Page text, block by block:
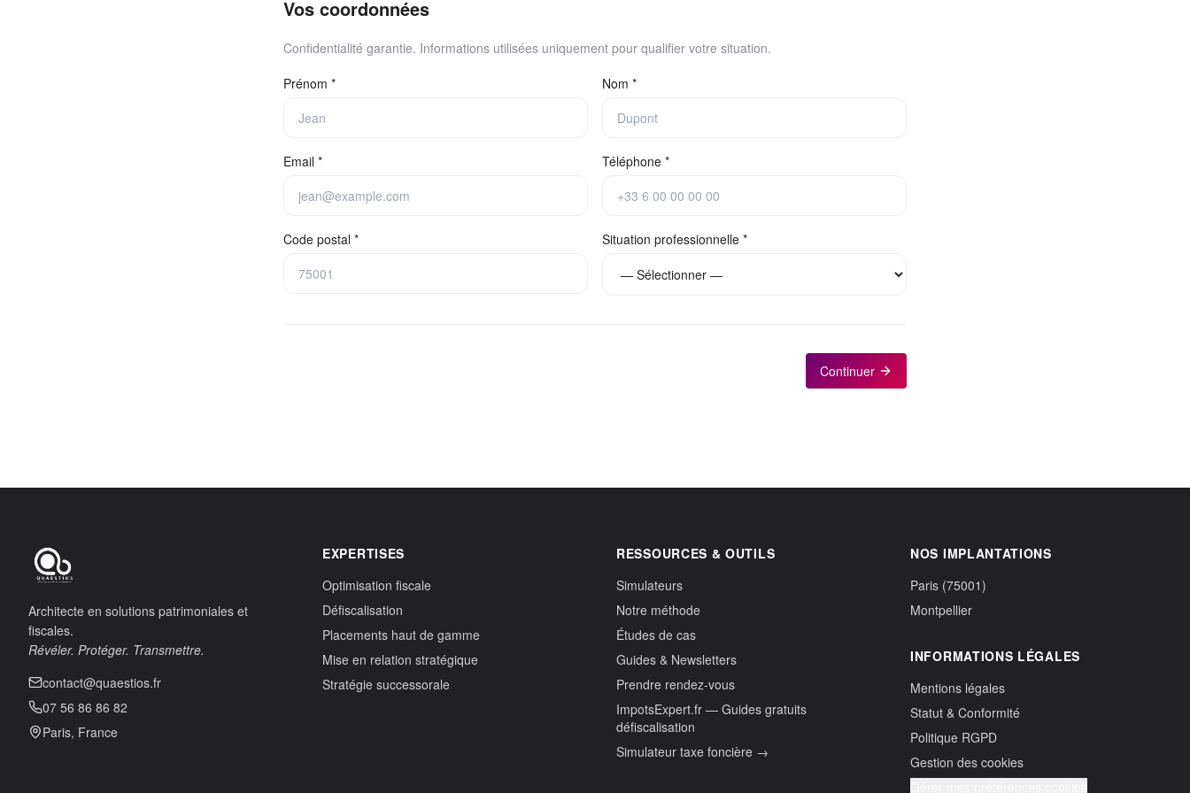
Vos coordonnées
Confidentialité garantie. Informations utilisées uniquement pour qualifier votre situation.
Prénom *
Nom *
Email * Téléphone *
Code postal * Situation professionnelle *
Continuer
Architecte en solutions patrimoniales et
fiscales.
Révéler. Protéger. Transmettre.
contact@quaestios.fr
07 56 86 86 82
Paris, France
EXPERTISES
Optimisation fiscale
Défiscalisation
Placements haut de gamme
Mise en relation stratégique
Stratégie successorale
RESSOURCES & OUTILS
Simulateurs
Notre méthode
Études de cas
Guides & Newsletters
Prendre rendez-vous
ImpotsExpert.fr — Guides gratuits
défiscalisation
Simulateur taxe foncière →
NOS IMPLANTATIONS
Paris (75001)
Montpellier
INFORMATIONS LÉGALES
Mentions légales
Statut & Conformité
Politique RGPD
Gestion des cookies